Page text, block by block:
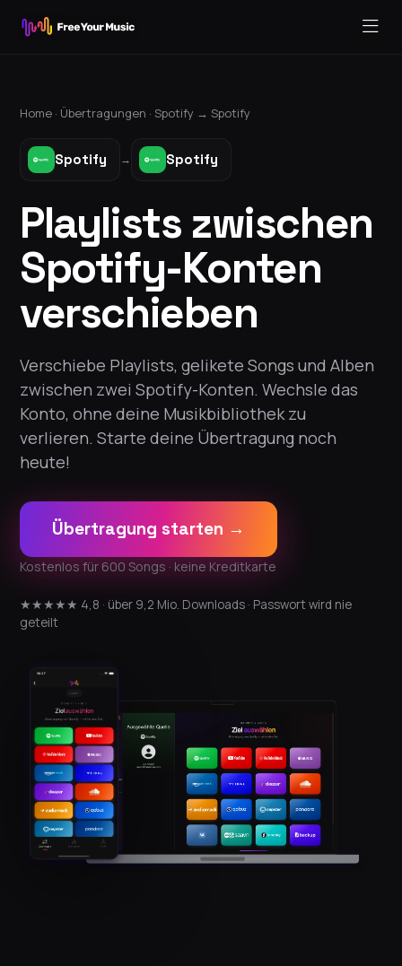
Home · Übertragungen · Spotify → Spotify
Spotify → Spotify
Playlists zwischen
Spotify-Konten
verschieben
Verschiebe Playlists, gelikete Songs und Alben
zwischen zwei Spotify-Konten. Wechsle das
Konto, ohne deine Musikbibliothek zu
verlieren. Starte deine Übertragung noch
heute!
Übertragung starten →
Kostenlos für 600 Songs · keine Kreditkarte
★★★★★ 4,8 · über 9,2 Mio. Downloads · Passwort wird nie
geteilt